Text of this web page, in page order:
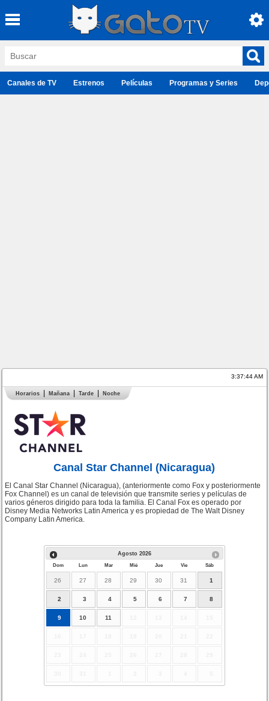
Canales de TV Estrenos Películas Programas y Series
3:37:44 AM
Horarios Mañana Tarde Noche
Canal Star Channel (Nicaragua)
El Canal Star Channel (Nicaragua), (anteriormente como Fox y posteriormente
Fox Channel) es un canal de televisión que transmite series y películas de
varios géneros dirigido para toda la familia. El Canal Fox es operado por
Disney Media Networks Latin America y es propiedad de The Walt Disney
Company Latin America.
Agosto 2026
Dom Lun Mar Mié Jue Vie Sáb
26 27 28 29 30 31 1
2 3 4 5 6 7 8
9 10 11